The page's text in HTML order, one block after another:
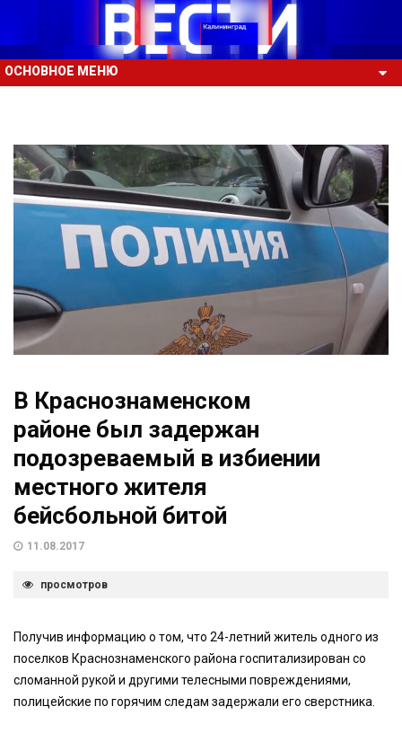
ОСНОВНОЕ МЕНЮ
В Краснознаменском
районе был задержан
подозреваемый в избиении
местного жителя
бейсбольной битой
11.08.2017
просмотров
Получив информацию о том, что 24-летний житель одного из
поселков Краснознаменского района госпитализирован со
сломанной рукой и другими телесными повреждениями,
полицейские по горячим следам задержали его сверстника.